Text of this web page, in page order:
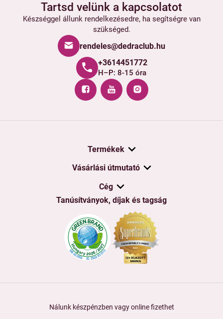
Tartsd velünk a kapcsolatot
Készséggel állunk rendelkezésedre, ha segítségre van
szükséged.
rendeles@dedraclub.hu
+3614451772
H–P: 8-15 óra
Termékek
Vásárlási útmutató
Cég
Tanúsítványok, díjak és tagság
Nálunk készpénzben vagy online fizethet